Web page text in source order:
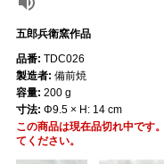
五郎兵衛窯作品
品番: TDC026
製造者: 備前焼
容量: 200 g
寸法: Φ9.5 × H: 14 cm
この商品は現在品切れ中です
てください。